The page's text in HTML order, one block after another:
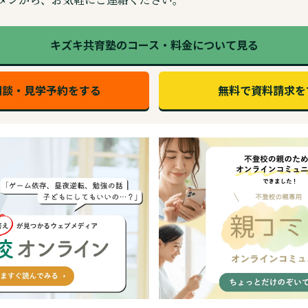
キズキ共育塾のコース・料金について見る
・見学予約をする 無料で資料請求